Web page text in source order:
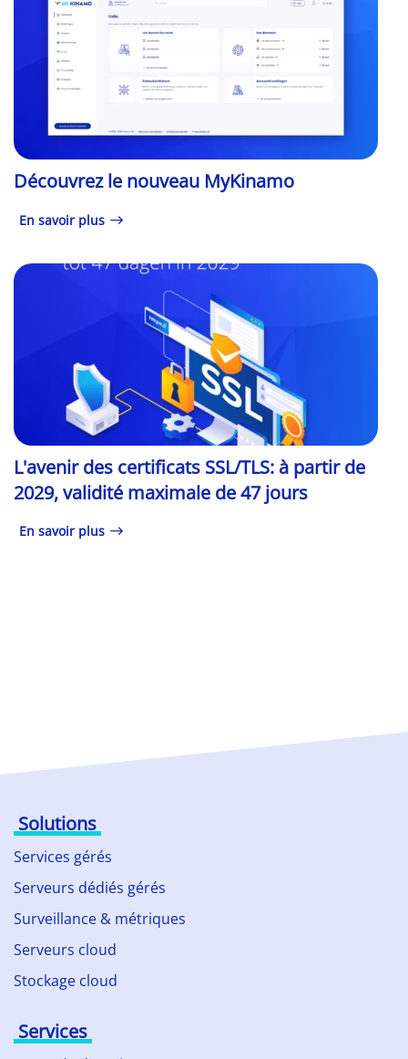
Découvrez le nouveau MyKinamo
En savoir plus
L'avenir des certificats SSL/TLS: à partir de
2029, validité maximale de 47 jours
En savoir plus
Solutions
Services gérés
Serveurs dédiés gérés
Surveillance & métriques
Serveurs cloud
Stockage cloud
Services